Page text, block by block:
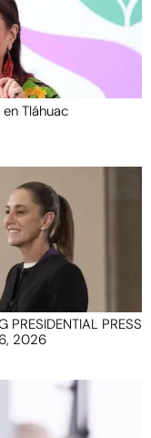
Tláhuac
PRESIDENTIAL PRESS
2026